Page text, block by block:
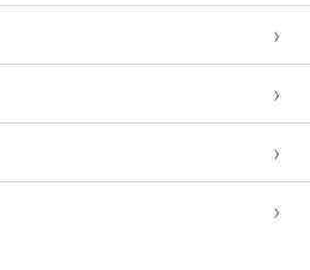
›
›
›
›